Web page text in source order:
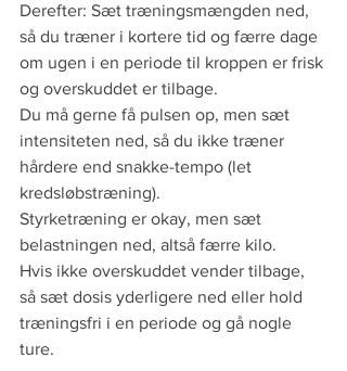
Derefter: Sæt træningsmængden ned,
så du træner i kortere tid og færre dage
om ugen i en periode til kroppen er frisk
og overskuddet er tilbage.
Du må gerne få pulsen op, men sæt
intensiteten ned, så du ikke træner
hårdere end snakke-tempo (let
kredsløbstræning).
Styrketræning er okay, men sæt
belastningen ned, altså færre kilo.
Hvis ikke overskuddet vender tilbage,
så sæt dosis yderligere ned eller hold
træningsfri i en periode og gå nogle
ture.